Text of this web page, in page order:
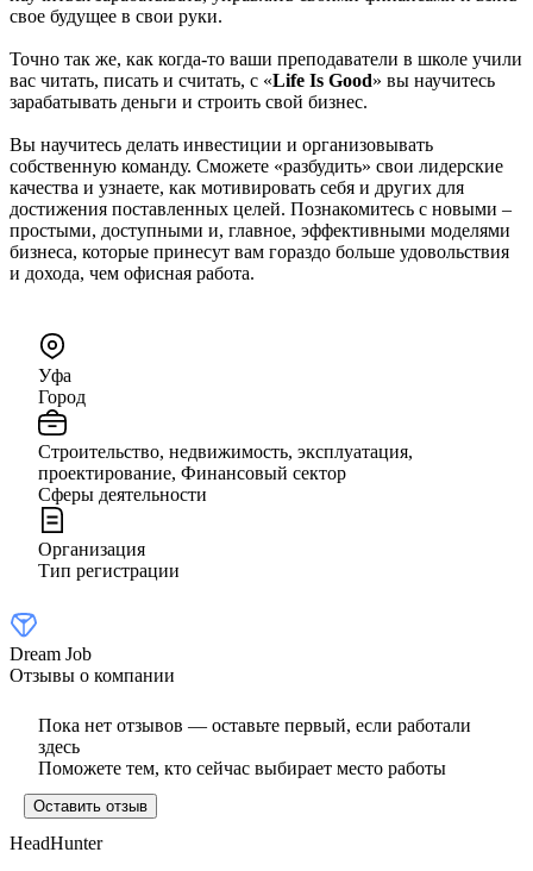
свое будущее в свои руки.
Точно так же, как когда-то ваши преподаватели в школе учили
вас читать, писать и считать, с «Life Is Good» вы научитесь
зарабатывать деньги и строить свой бизнес.
Вы научитесь делать инвестиции и организовывать
собственную команду. Сможете «разбудить» свои лидерские
качества и узнаете, как мотивировать себя и других для
достижения поставленных целей. Познакомитесь с новыми –
простыми, доступными и, главное, эффективными моделями
бизнеса, которые принесут вам гораздо больше удовольствия
и дохода, чем офисная работа.
Уфа
Город
Строительство, недвижимость, эксплуатация,
проектирование, Финансовый сектор
Сферы деятельности
Организация
Тип регистрации
Dream Job
Отзывы о компании
Пока нет отзывов — оставьте первый, если работали
здесь
Поможете тем, кто сейчас выбирает место работы
Оставить отзыв
HeadHunter